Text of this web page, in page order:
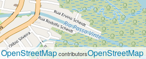
OpenStreetMapcontributorsOpenStreetMap